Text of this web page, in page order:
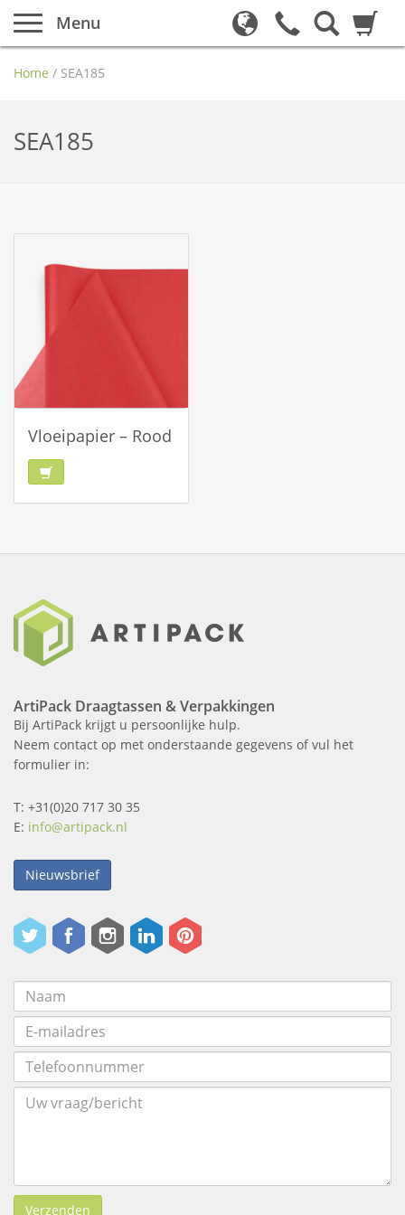
Menu
Home / SEA185
SEA185
Vloeipapier – Rood
ArtiPack Draagtassen & Verpakkingen
Bij ArtiPack krijgt u persoonlijke hulp.
Neem contact op met onderstaande gegevens of vul het
formulier in:
T: +31(0)20 717 30 35
E: info@artipack.nl
Nieuwsbrief
Verzenden